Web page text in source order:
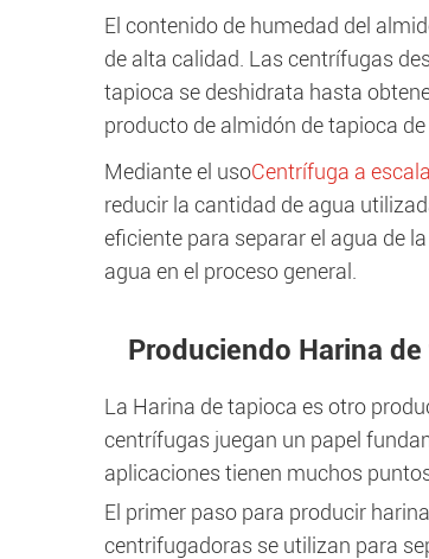
El contenido de humedad del
de alta calidad. Las centrífugas
tapioca se deshidrata hasta
producto de almidón de tapioca de
Mediante el usoCentrífuga a
reducir la cantidad de agua
eficiente para separar el agua de
agua en el proceso general.
Produciendo Harina
La Harina de tapioca es otro
centrífugas juegan un papel
aplicaciones tienen muchos
El primer paso para producir
centrifugadoras se utilizan para